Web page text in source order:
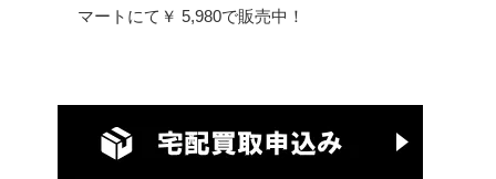
マートにて￥ 5,980で販売中！